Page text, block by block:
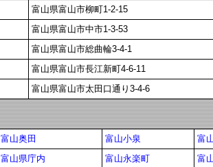
富山県富山市柳町1-2-15
富山県富山市中市1-3-53
富山県富山市総曲輪3-4-1
富山県富山市長江新町4-6-11
富山県富山市太田口通り3-4-6
富山奥田 富山小泉
富
富山県庁内 富山永楽町
富